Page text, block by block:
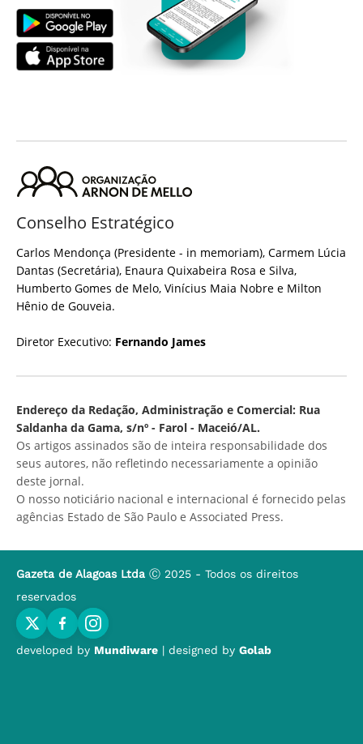
Conselho Estratégico
Carlos Mendonça (Presidente - in memoriam), Carmem Lúcia
Dantas (Secretária), Enaura Quixabeira Rosa e Silva,
Humberto Gomes de Melo, Vinícius Maia Nobre e Milton
Hênio de Gouveia.
Diretor Executivo: Fernando James
Endereço da Redação, Administração e Comercial: Rua
Saldanha da Gama, s/nº - Farol - Maceió/AL.
Os artigos assinados são de inteira responsabilidade dos
seus autores, não refletindo necessariamente a opinião
deste jornal.
O nosso noticiário nacional e internacional é fornecido pelas
agências Estado de São Paulo e Associated Press.
Gazeta de Alagoas Ltda Ⓒ 2025 - Todos os direitos
reservados
developed by Mundiware | designed by Golab